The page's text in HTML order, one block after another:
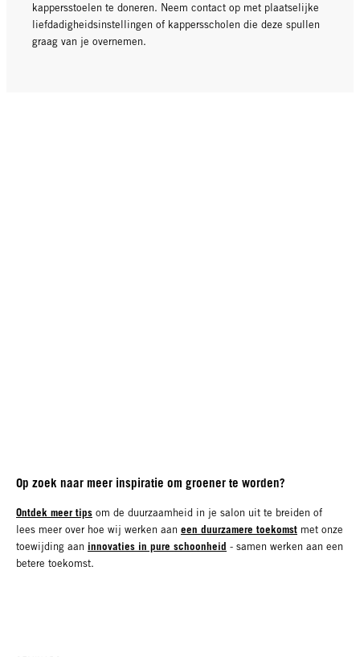
kappersstoelen te doneren. Neem contact op met plaatselijke
liefdadigheidsinstellingen of kappersscholen die deze spullen
graag van je overnemen.
Op zoek naar meer inspiratie om groener te worden?
Ontdek meer tips om de duurzaamheid in je salon uit te breiden of
lees meer over hoe wij werken aan een duurzamere toekomst met onze
toewijding aan innovaties in pure schoonheid - samen werken aan een
betere toekomst.